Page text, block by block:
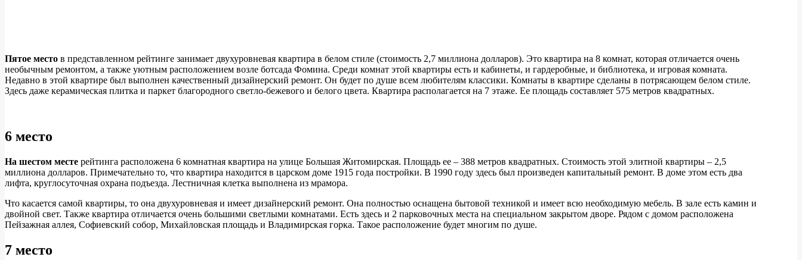
Пятое место в представленном рейтинге занимает двухуровневая квартира в белом стиле (стоимость 2,7 миллиона долларов). Это квартира на 8 комнат, которая отличается очень
необычным ремонтом, а также уютным расположением возле ботсада Фомина. Среди комнат этой квартиры есть и кабинеты, и гардеробные, и библиотека, и игровая комната.
Недавно в этой квартире был выполнен качественный дизайнерский ремонт. Он будет по душе всем любителям классики. Комнаты в квартире сделаны в потрясающем белом стиле.
Здесь даже керамическая плитка и паркет благородного светло-бежевого и белого цвета. Квартира располагается на 7 этаже. Ее площадь составляет 575 метров квадратных.
6 место
На шестом месте рейтинга расположена 6 комнатная квартира на улице Большая Житомирская. Площадь ее – 388 метров квадратных. Стоимость этой элитной квартиры – 2,5
миллиона долларов. Примечательно то, что квартира находится в царском доме 1915 года постройки. В 1990 году здесь был произведен капитальный ремонт. В доме этом есть два
лифта, круглосуточная охрана подъезда. Лестничная клетка выполнена из мрамора.
Что касается самой квартиры, то она двухуровневая и имеет дизайнерский ремонт. Она полностью оснащена бытовой техникой и имеет всю необходимую мебель. В зале есть камин и
двойной свет. Также квартира отличается очень большими светлыми комнатами. Есть здесь и 2 парковочных места на специальном закрытом дворе. Рядом с домом расположена
Пейзажная аллея, Софиевский собор, Михайловская площадь и Владимирская горка. Такое расположение будет многим по душе.
7 место